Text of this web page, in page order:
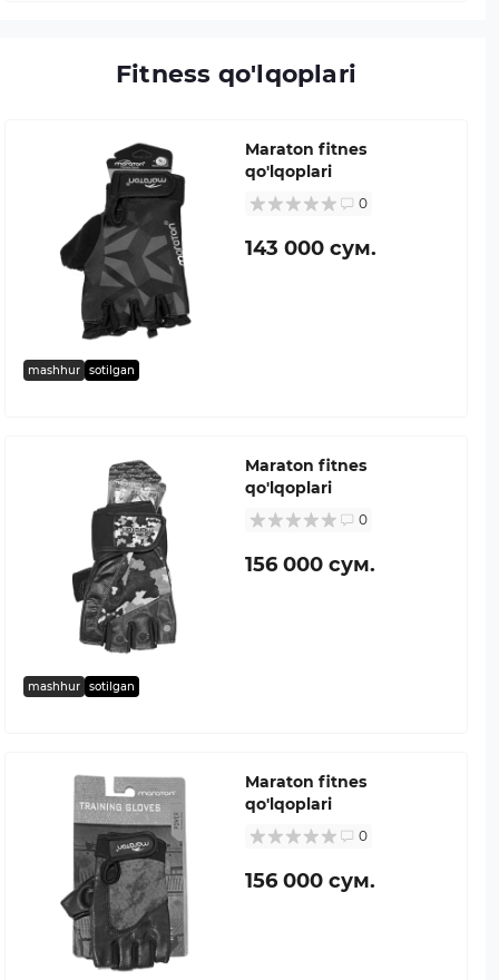
Fitness qo'lqoplari
mashhur sotilgan
Maraton fitnes
qo'lqoplari
0
143 000 сум.
mashhur sotilgan
Maraton fitnes
qo'lqoplari
0
156 000 сум.
Maraton fitnes
qo'lqoplari
0
156 000 сум.